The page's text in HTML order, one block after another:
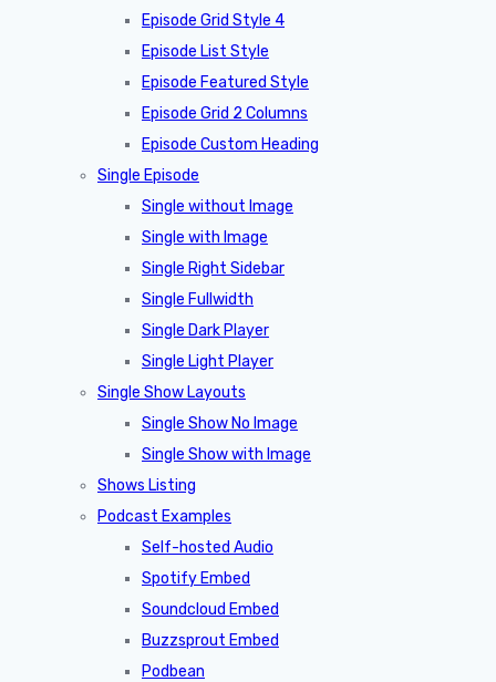
Episode Grid Style 4
Episode List Style
Episode Featured Style
Episode Grid 2 Columns
Episode Custom Heading
Single Episode
Single without Image
Single with Image
Single Right Sidebar
Single Fullwidth
Single Dark Player
Single Light Player
Single Show Layouts
Single Show No Image
Single Show with Image
Shows Listing
Podcast Examples
Self-hosted Audio
Spotify Embed
Soundcloud Embed
Buzzsprout Embed
Podbean